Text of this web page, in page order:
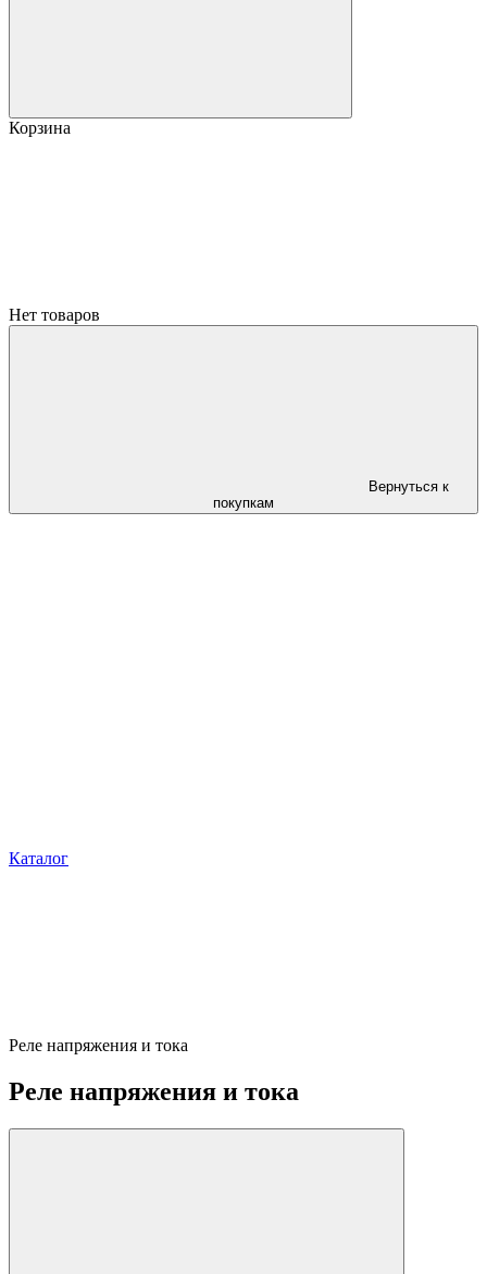
Корзина
Нет товаров
Вернуться к
покупкам
Каталог
Реле напряжения и тока
Реле напряжения и тока